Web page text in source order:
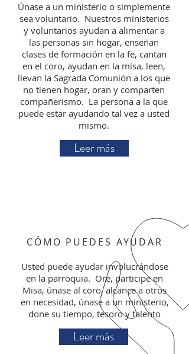
Únase a un ministerio o simplemente
sea voluntario. Nuestros ministerios
y voluntarios ayudan a alimentar a
las personas sin hogar, enseñan
clases de formación en la fe, cantan
en el coro, ayudan en la misa, leen,
llevan la Sagrada Comunión a los que
no tienen hogar, oran y comparten
compañerismo. La persona a la que
puede estar ayudando tal vez a usted
mismo.
Leer más
CÓMO PUEDES AYUDAR
Usted puede ayudar involucrándose
en la parroquia. Ore, participe en
Misa, únase al coro, alcance a otros
en necesidad, únase a un ministerio,
done su tiempo, tesoro y talento
Leer más